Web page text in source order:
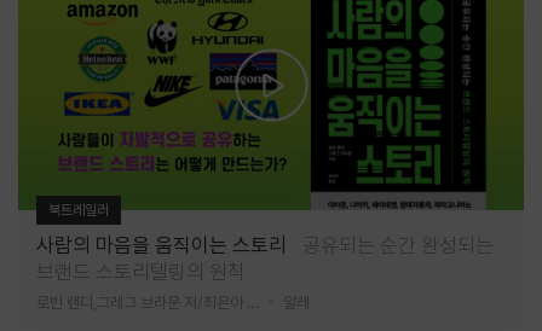
북트레일러
사람의 마음을 움직이는 스토리
공유되는 순간 완성되는
브랜드 스토리텔링의 원칙
알레